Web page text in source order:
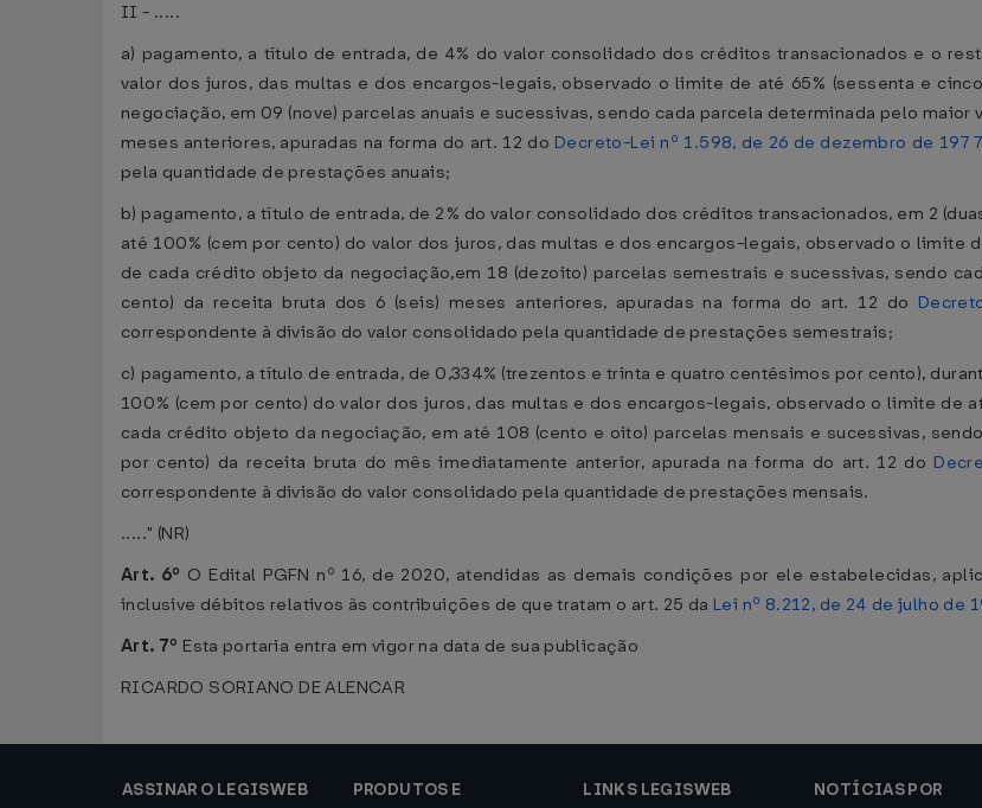
II - .....
a) pagamento, a título de entrada, de 4% do valor consolidado dos créditos transacionados e o
valor dos juros, das multas e dos encargos-legais, observado o limite de até 65% (sessenta e
negociação, em 09 (nove) parcelas anuais e sucessivas, sendo cada parcela determinada pelo maior
meses anteriores, apuradas na forma do art. 12 do Decreto-Lei nº 1.598, de 26 de dezembro de 1977
pela quantidade de prestações anuais;
b) pagamento, a título de entrada, de 2% do valor consolidado dos créditos transacionados, em 2
até 100% (cem por cento) do valor dos juros, das multas e dos encargos-legais, observado o limite
de cada crédito objeto da negociação,em 18 (dezoito) parcelas semestrais e sucessivas, sendo
cento) da receita bruta dos 6 (seis) meses anteriores, apuradas na forma do art. 12 do
correspondente à divisão do valor consolidado pela quantidade de prestações semestrais;
c) pagamento, a título de entrada, de 0,334% (trezentos e trinta e quatro centésimos por cento),
100% (cem por cento) do valor dos juros, das multas e dos encargos-legais, observado o limite de
cada crédito objeto da negociação, em até 108 (cento e oito) parcelas mensais e sucessivas,
por cento) da receita bruta do mês imediatamente anterior, apurada na forma do art. 12 do
correspondente à divisão do valor consolidado pela quantidade de prestações mensais.
....." (NR)
Art. 6º O Edital PGFN nº 16, de 2020, atendidas as demais condições por ele estabelecidas,
inclusive débitos relativos às contribuições de que tratam o art. 25 da Lei nº 8.212, de 24 de julho de
Art. 7º Esta portaria entra em vigor na data de sua publicação
RICARDO SORIANO DE ALENCAR
ASSINAR O LEGISWEB PRODUTOS E LINKS LEGISWEB NOTÍCIAS POR